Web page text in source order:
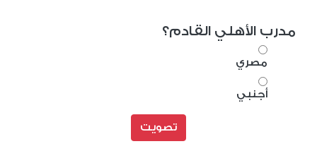
مدرب الأهلي القادم؟
مصري
أجنبي
تصويت